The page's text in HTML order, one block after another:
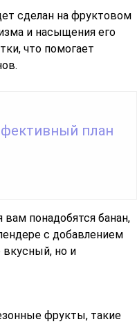
сделан на фруктовом
и насыщения его
что помогает
план
понадобятся банан,
с добавлением
вкусный, но и
фрукты, такие